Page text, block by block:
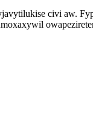
civi aw.